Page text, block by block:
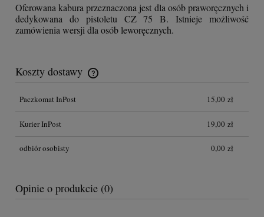
Oferowana kabura przeznaczona jest dla osób praworęcznych i
dedykowana do pistoletu CZ 75 B. Istnieje możliwość
zamówienia wersji dla osób leworęcznych.
Koszty dostawy
Cena nie zawiera ewentualnych kosztów płatności
Paczkomat InPost
15,00 zł
Kurier InPost 19,00 zł
odbiór osobisty 0,00 zł
Opinie o produkcie (0)